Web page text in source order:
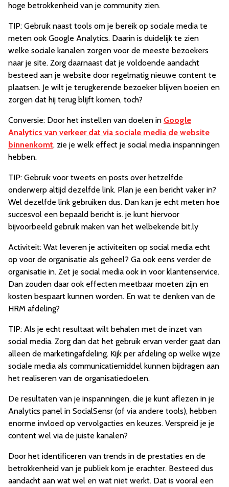
hoge betrokkenheid van je community zien.
TIP: Gebruik naast tools om je bereik op sociale media te
meten ook Google Analytics. Daarin is duidelijk te zien
welke sociale kanalen zorgen voor de meeste bezoekers
naar je site. Zorg daarnaast dat je voldoende aandacht
besteed aan je website door regelmatig nieuwe content te
plaatsen. Je wilt je terugkerende bezoeker blijven boeien en
zorgen dat hij terug blijft komen, toch?
Conversie: Door het instellen van doelen in Google
Analytics van verkeer dat via sociale media de website
binnenkomt, zie je welk effect je social media inspanningen
hebben.
TIP: Gebruik voor tweets en posts over hetzelfde
onderwerp altijd dezelfde link. Plan je een bericht vaker in?
Wel dezelfde link gebruiken dus. Dan kan je echt meten hoe
succesvol een bepaald bericht is. je kunt hiervoor
bijvoorbeeld gebruik maken van het welbekende bit.ly
Activiteit: Wat leveren je activiteiten op social media echt
op voor de organisatie als geheel? Ga ook eens verder de
organisatie in. Zet je social media ook in voor klantenservice.
Dan zouden daar ook effecten meetbaar moeten zijn en
kosten bespaart kunnen worden. En wat te denken van de
HRM afdeling?
TIP: Als je echt resultaat wilt behalen met de inzet van
social media. Zorg dan dat het gebruik ervan verder gaat dan
alleen de marketingafdeling. Kijk per afdeling op welke wijze
sociale media als communicatiemiddel kunnen bijdragen aan
het realiseren van de organisatiedoelen.
De resultaten van je inspanningen, die je kunt aflezen in je
Analytics panel in SocialSensr (of via andere tools), hebben
enorme invloed op vervolgacties en keuzes. Verspreid je je
content wel via de juiste kanalen?
Door het identificeren van trends in de prestaties en de
betrokkenheid van je publiek kom je erachter. Besteed dus
aandacht aan wat wel en wat niet werkt. Dat is vooral een